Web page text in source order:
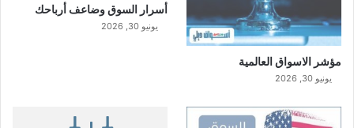
مؤشر الاسواق العالمية
يونيو 30, 2026
أسرار السوق وضاعف أرباحك
يونيو 30, 2026